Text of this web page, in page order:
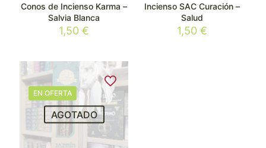
Conos de Incienso Karma –
Salvia Blanca
1,50€
Incienso SAC Curación –
Salud
1,50 €
EN OFERTA
AGOTADO